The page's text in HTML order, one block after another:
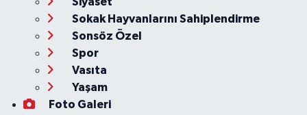
Sokak Hayvanlarını Sahiplendirme
Sonsöz Özel
Spor
Vasıta
Yaşam
Foto Galeri